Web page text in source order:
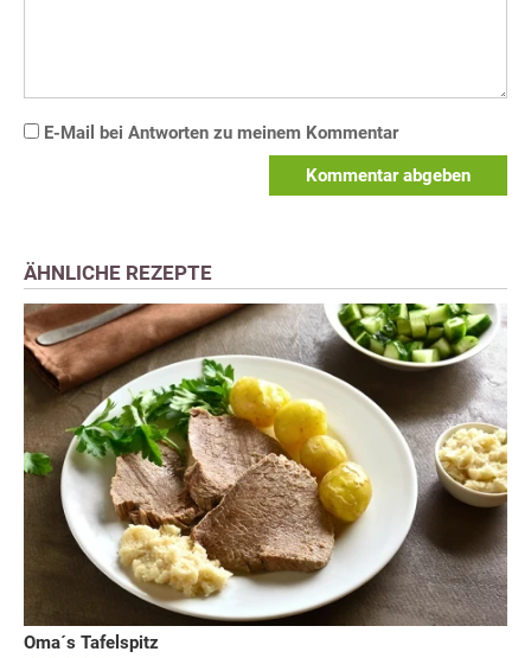
E-Mail bei Antworten zu meinem Kommentar
Kommentar abgeben
ÄHNLICHE REZEPTE
Oma´s Tafelspitz